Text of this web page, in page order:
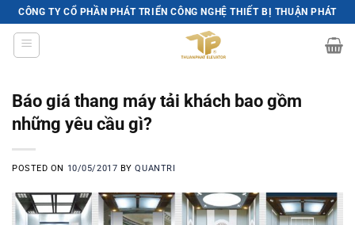
Skip
to
content
CÔNG TY CỔ PHẦN PHÁT TRIỂN CÔNG NGHỆ THIẾT BỊ THUẬN PHÁT
Báo giá thang máy tải khách bao gồm
những yêu cầu gì?
POSTED ON 10/05/2017 BYQUANTRI